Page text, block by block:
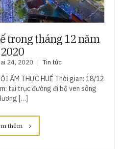
trong tháng 12 năm
2020
24, 2020 Tin tức
ẨM THỰC HUẾ Thời gian: 18/12
tại trục đường đi bộ ven sông
[…]
thêm